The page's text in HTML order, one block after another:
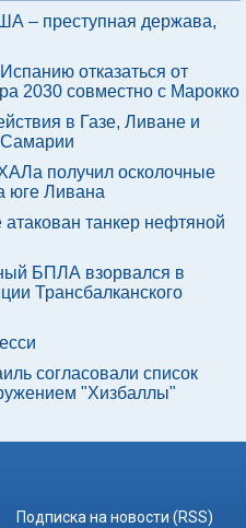
– преступная держава,
отказаться от
2030 совместно с Марокко
в Газе, Ливане и
получил осколочные
юге Ливана
танкер нефтяной
БПЛА взорвался в
Трансбалканского
согласовали список
"Хизбаллы"
Подписка на новости (RSS)